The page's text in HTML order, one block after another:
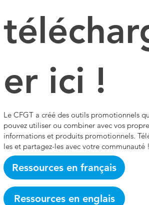
er ici !
Le CFGT a créé des outils promotionnels
pouvez utiliser ou combiner avec vos
informations et produits promotionnels.
les et partagez-les avec votre communauté !
Ressources en français
Ressources en englais